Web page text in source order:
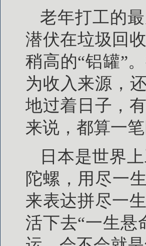
老年打工的
潜伏在垃圾回
稍高的“铝罐”
为收入来源，
地过着日子，
来说，都算一笔
日本是世界
陀螺，用尽一
来表达拼尽一
活下去“一生